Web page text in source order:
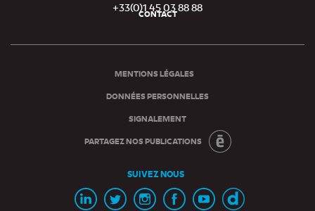
+33(0)1 45 03 88 88
de
CONTACT
MENTIONS LÉGALES
DONNÉES PERSONNELLES
SIGNALEMENT
PARTAGEZ NOS PUBLICATIONS
SUIVEZ NOUS
Page Page Page Page ChaineChaine